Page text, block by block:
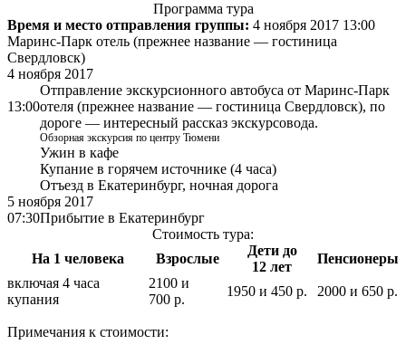
Программа тура
Время и место отправления группы: 4 ноября 2017 13:00
Маринс-Парк отель (прежнее название — гостиница
Свердловск)
4 ноября 2017
13:00
Отправление экскурсионного автобуса от Маринс-Парк
отеля (прежнее название — гостиница Свердловск), по
дороге — интересный рассказ экскурсовода.
Обзорная экскурсия по центру Тюмени
Ужин в кафе
Купание в горячем источнике (4 часа)
Отъезд в Екатеринбург, ночная дорога
5 ноября 2017
07:30Прибытие в Екатеринбург
Стоимость тура:
На 1 человека
Взрослые
Дети до
12 лет
Пенсионеры
включая 4 часа
купания
2100 и
700 р.
1950 и 450 р. 2000 и 650 р.
Примечания к стоимости: